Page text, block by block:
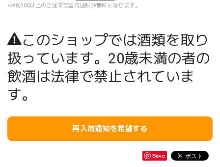
※¥8,000以上のご注文で国内送料が無料になります。
このショップでは酒類を取り
扱っています。20歳未満の者の
飲酒は法律で禁止されていま
す。
再入荷通知を希望する
Save